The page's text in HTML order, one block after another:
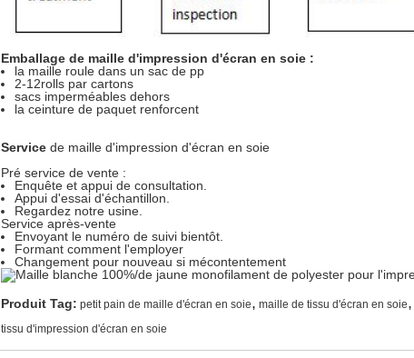
Emballage de maille d'impression d'écran en soie :
la maille roule dans un sac de pp
2-12rolls par cartons
sacs imperméables dehors
la ceinture de paquet renforcent
Service de maille d'impression d'écran en soie
Pré service de vente :
Enquête et appui de consultation.
Appui d'essai d'échantillon.
Regardez notre usine.
Service après-vente
Envoyant le numéro de suivi bientôt.
Formant comment l'employer
Changement pour nouveau si mécontentement
Produit Tag: petit pain de maille d'écran en soie, maille de tissu d'écran en soie,
tissu d'impression d'écran en soie